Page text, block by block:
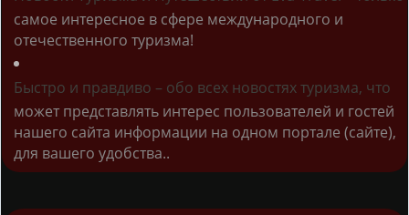
самое интересное в сфере международного и
отечественного туризма!
Быстро и правдиво – обо всех новостях туризма, что
может представлять интерес пользователей и гостей
нашего сайта информации на одном портале (сайте),
для вашего удобства..